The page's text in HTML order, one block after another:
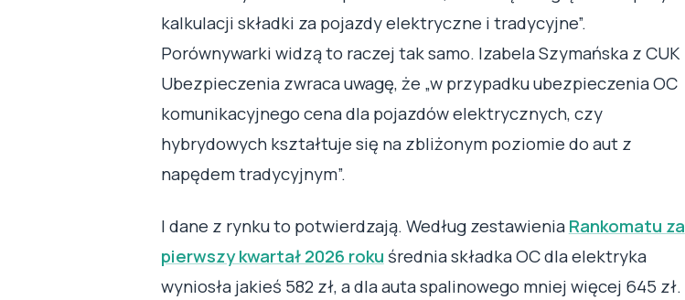
kalkulacji składki za pojazdy elektryczne i tradycyjne”.
Porównywarki widzą to raczej tak samo. Izabela Szymańska z CUK
Ubezpieczenia zwraca uwagę, że „w przypadku ubezpieczenia OC
komunikacyjnego cena dla pojazdów elektrycznych, czy
hybrydowych kształtuje się na zbliżonym poziomie do aut z
napędem tradycyjnym”.
I dane z rynku to potwierdzają. Według zestawieniaRankomatu za
pierwszy kwartał 2026 roku średnia składka OC dla elektryka
wyniosła jakieś 582 zł, a dla auta spalinowego mniej więcej 645 zł.